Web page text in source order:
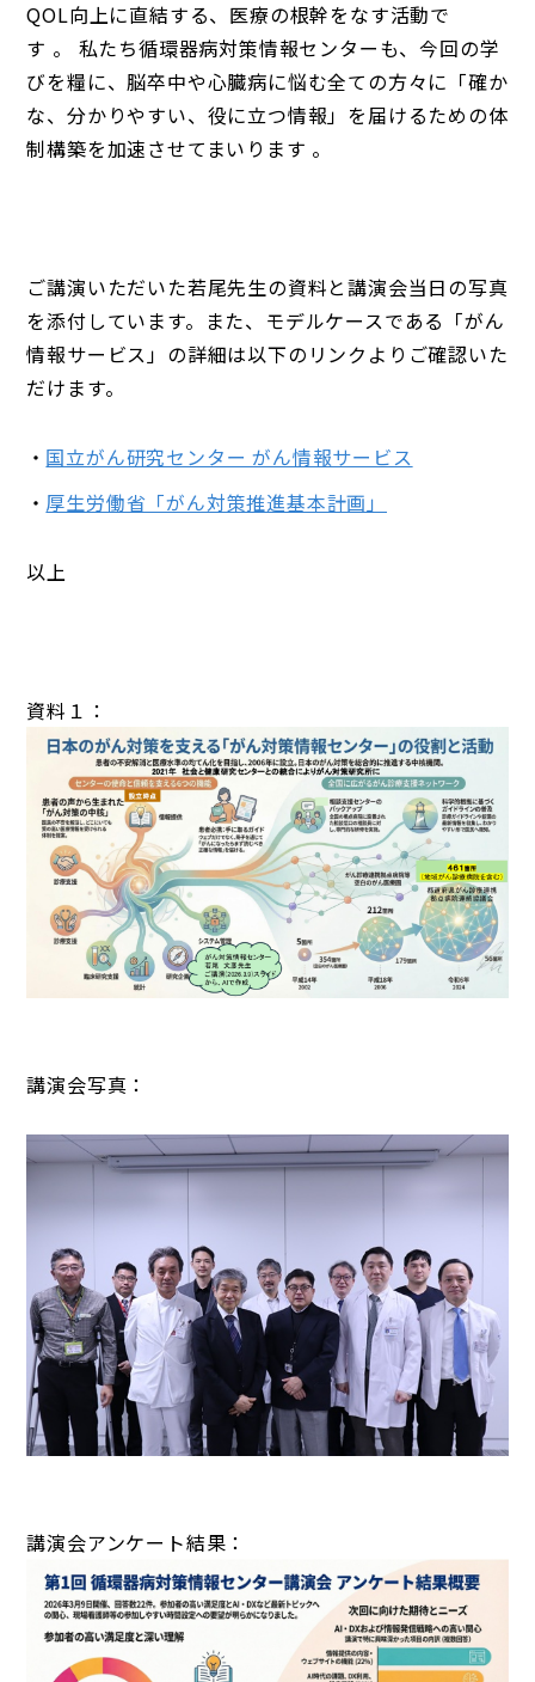
QOL向上に直結する、医療の根幹をなす活動で
す 。 私たち循環器病対策情報センターも、今回の学
びを糧に、脳卒中や心臓病に悩む全ての方々に「確か
な、分かりやすい、役に立つ情報」を届けるための体
制構築を加速させてまいります 。
ご講演いただいた若尾先生の資料と講演会当日の写真
を添付しています。また、モデルケースである「がん
情報サービス」の詳細は以下のリンクよりご確認いた
だけます。
国立がん研究センター がん情報サービス
厚生労働省「がん対策推進基本計画」
以上
資料１：
講演会写真：
講演会アンケート結果：